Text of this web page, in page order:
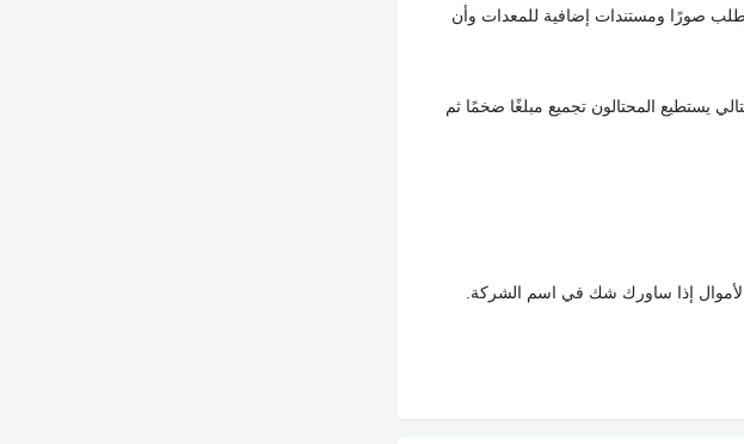
صورًا ومستندات إضافية للمعدات وأن
يستطيع المحتالون تجميع مبلغًا ضخمًا ثم
إذا ساورك شك في اسم الشركة.